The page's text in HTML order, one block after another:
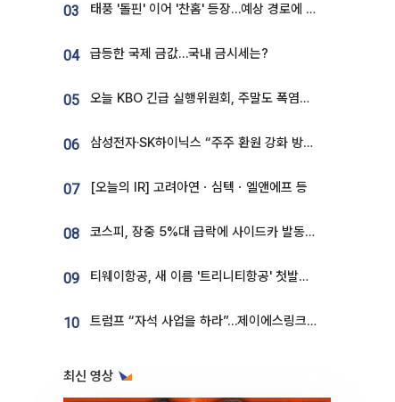
03 태풍 '돌핀' 이어 '찬홈' 등장…예상 경로에 한국 '한숨'
04 급등한 국제 금값…국내 금시세는?
05 오늘 KBO 긴급 실행위원회, 주말도 폭염취소 될까
06 삼성전자·SK하이닉스 “주주 환원 강화 방안 마련”
07 [오늘의 IR] 고려아연ㆍ심텍ㆍ엘앤에프 등
08 코스피, 장중 5%대 급락에 사이드카 발동…삼성·SK 동반 폭락
09 티웨이항공, 새 이름 '트리니티항공' 첫발…SSC 전략 본격화
10 트럼프 “자석 사업을 하라”…제이에스링크, 비중국 영구자석 공급망 구축 속도
최신 영상